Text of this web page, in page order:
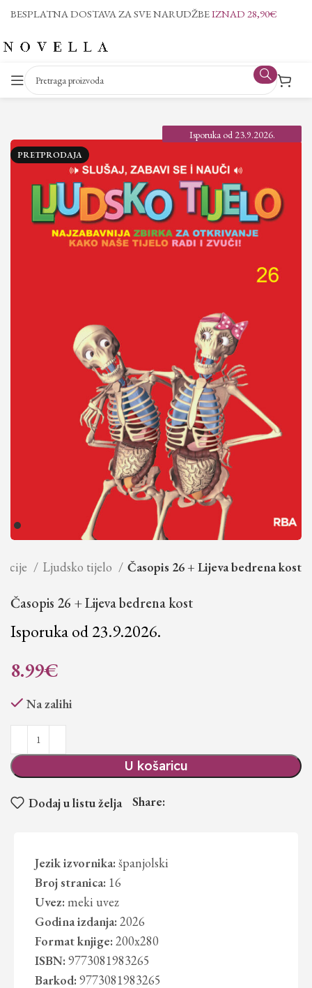
BESPLATNA DOSTAVA ZA SVE NARUDŽBEIZNAD 28,90€
Isporuka od 23.9.2026.
PRETPRODAJA
Ljudsko tijelo Časopis 26 + Lijeva bedrena kost
Časopis 26 + Lijeva bedrena kost
Isporuka od 23.9.2026.
8.99€
Na zalihi
U košaricu
Dodaj u listu želja Share:
Jezik izvornika: španjolski
Broj stranica: 16
Uvez: meki uvez
Godina izdanja: 2026
Format knjige: 200x280
ISBN: 9773081983265
Barkod: 9773081983265